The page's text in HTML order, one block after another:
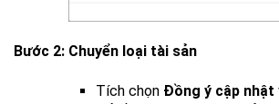
Bước 2: Chuyển loại tài sản
Tích chọn Đồng ý cập nhật